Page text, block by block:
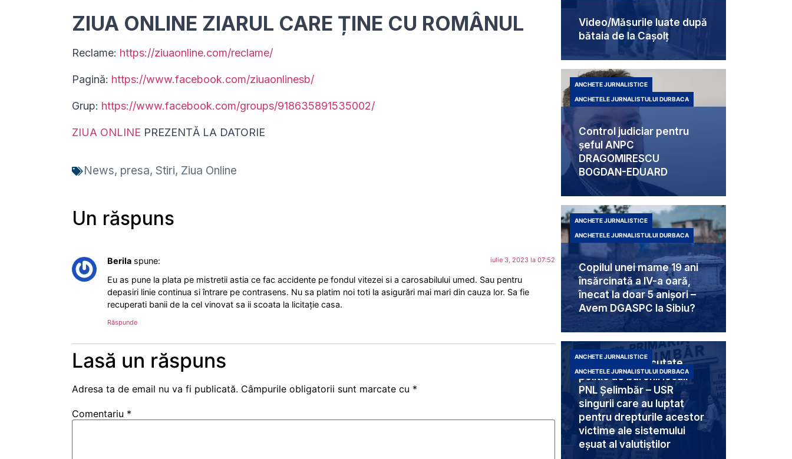
ZIUA ONLINE ZIARUL CARE ȚINE CU ROMÂNUL
Reclame: https://ziuaonline.com/reclame/
Pagină: https://www.facebook.com/ziuaonlinesb/
Grup: https://www.facebook.com/groups/918635891535002/
ZIUA ONLINE PREZENTĂ LA DATORIE
News, presa, Stiri, Ziua Online
Un răspuns
Berila spune: iulie 3, 2023 la 07:52
Eu as pune la plata pe mistretii astia ce fac accidente pe fondul vitezei si a carosabilului umed. Sau pentru
depasiri linie continua si întrare pe contrasens. Nu sa platim noi toti la asigurări mai mari din cauza lor. Sa fie
recuperati banii de la cel vinovat sa ii scoata la licitație casa.
Răspunde
Lasă un răspuns
Adresa ta de email nu va fi publicată. Câmpurile obligatorii sunt marcate cu *
Comentariu *
Video/Măsurile luate după
bătaia de la Cașolț
Control judiciar pentru
șeful ANPC
DRAGOMIRESCU
BOGDAN-EDUARD
ANCHETE JURNALISTICE
ANCHETELE JURNALISTULUI DURBACA
Copilul unei mame 19 ani
însărcinată a IV-a oară,
înecat la doar 5 anișori –
Avem DGASPC la Sibiu?
ANCHETE JURNALISTICE
ANCHETELE JURNALISTULUI DURBACA
Trei femei executate
politic de baronii locali
PNL Șelimbăr – USR
singurii care au luptat
pentru drepturile acestor
victime ale sistemului
eșuat al valutiștilor
ANCHETE JURNALISTICE
ANCHETELE JURNALISTULUI DURBACA